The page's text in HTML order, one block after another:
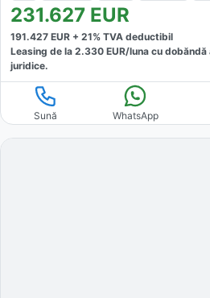
231.627 EUR
191.427 EUR + 21% TVA deductibil
Leasing de la 2.330 EUR/luna cu dobăndă
juridice.
Sună WhatsApp